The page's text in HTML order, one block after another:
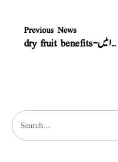
Previous News
dry fruit benefits-خشک میوہ جات سردیوں کی خاص غذائیں